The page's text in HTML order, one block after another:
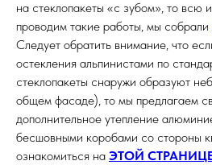
на стеклопакеты «с зубом», то всю
проводим такие работы, мы собрали
Следует обратить внимание, что
остекления альпинистами по
стеклопакеты снаружи образуют
общем фасаде), то мы предлагаем
дополнительное утепление
бесшовными коробами со стороны
ознакомиться на ЭТОЙ